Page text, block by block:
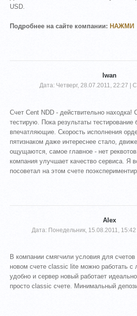
USD.
Подробнее на сайте компании: НАЖМИ
Iwan
Дата: Четверг, 28.07.2011, 22:27 |
Счет Cent NDD - действительно находка!
тестирую. Пока результаты тестирование
впечатляющие. Скорость исполнения
пятизнаком даже интереснее стало,
ощущаются, самое главное - нет
компания улучшает качество сервиса. Я
посоветал на этом счете
Alex
Дата: Понедельник, 15.08.2011,
В компании смягчили условия для счетов
новом счете classic lite можно работать с
удобно и сервер новый работает
просто classic счете. Минимальный